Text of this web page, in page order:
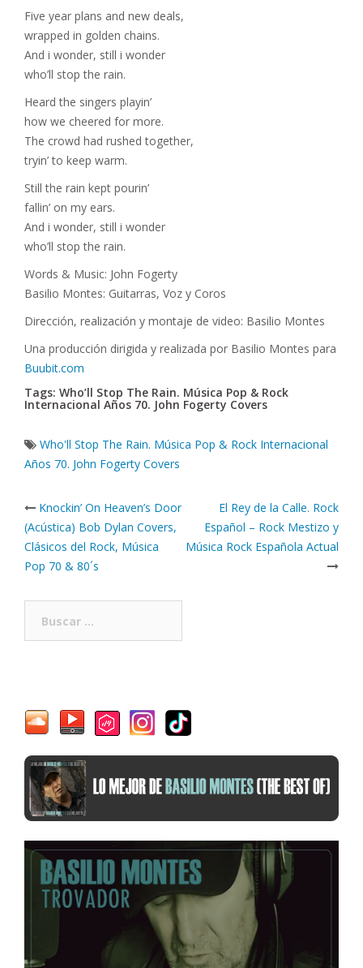
Five year plans and new deals,
wrapped in golden chains.
And i wonder, still i wonder
who’ll stop the rain.
Heard the singers playin’
how we cheered for more.
The crowd had rushed together,
tryin’ to keep warm.
Still the rain kept pourin’
fallin’ on my ears.
And i wonder, still i wonder
who’ll stop the rain.
Words & Music: John Fogerty
Basilio Montes: Guitarras, Voz y Coros
Dirección, realización y montaje de video: Basilio Montes
Una producción dirigida y realizada por Basilio Montes para
Buubit.com
Tags: Who’ll Stop The Rain. Música Pop & Rock
Internacional Años 70. John Fogerty Covers
Who'll Stop The Rain. Música Pop & Rock Internacional
Años 70. John Fogerty Covers
Post
navigation
Knockin’ On Heaven’s Door
(Acústica) Bob Dylan Covers,
Clásicos del Rock, Música
Pop 70 & 80´s
El Rey de la Calle. Rock
Español – Rock Mestizo y
Música Rock Española Actual